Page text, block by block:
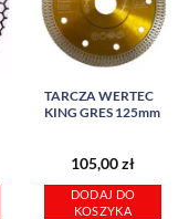
TARCZA WERTEC
KING GRES 125mm
105,00zł
DODAJ DO
KOSZYKA